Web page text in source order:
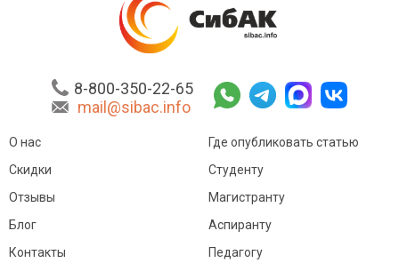
8-800-350-22-65
mail@sibac.info
О нас
Скидки
Отзывы
Блог
Контакты
Где опубликовать статью
Студенту
Магистранту
Аспиранту
Педагогу